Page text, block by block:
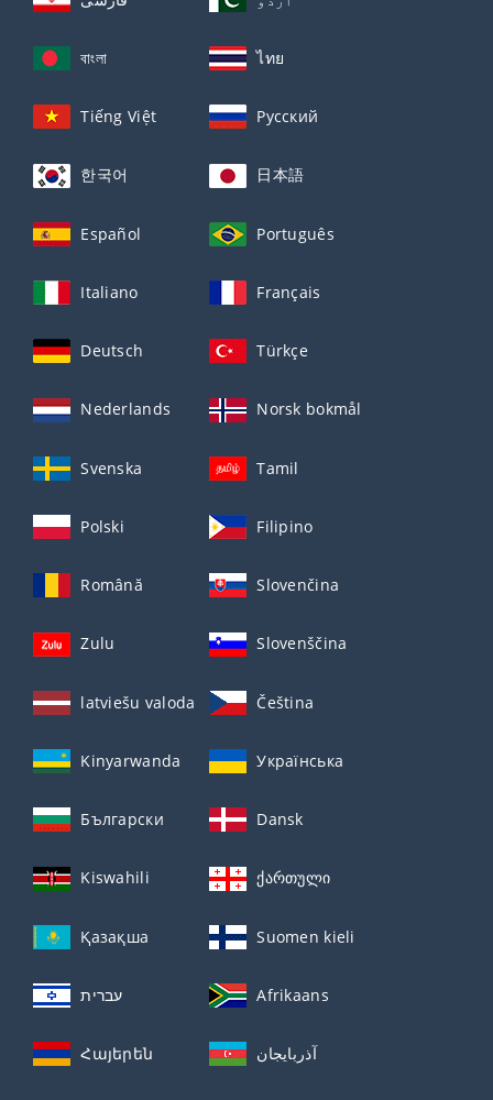
বাংলা ไทย
Tiếng Việt Русский
한국어 日本語
Español Português
Italiano Français
Deutsch Türkçe
Nederlands Norsk bokmål
Svenska Tamil
Polski Filipino
Română Slovenčina
Zulu Slovenščina
latviešu valoda Čeština
Kinyarwanda Українська
Български Dansk
Kiswahili ქართული
Қазақша Suomen kieli
עברית Afrikaans
Հայերեն آذربايجان